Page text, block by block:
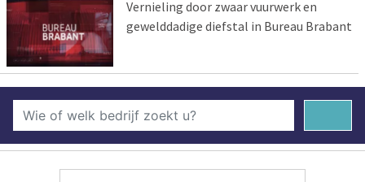
Vernieling door zwaar vuurwerk en
gewelddadige diefstal in Bureau Brabant